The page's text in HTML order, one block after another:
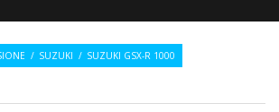
/ SUZUKI / SUZUKI GSX-R 1000